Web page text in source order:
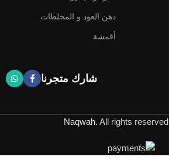
دهن العود و المخلطات
أقمشة
شارك متجرنا
Naqwah. All rights reserved